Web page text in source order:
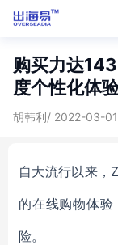
购买力达
度个性化体
胡韩利/ 2022-03-01
自大流行以来，
的在线购物体
险。